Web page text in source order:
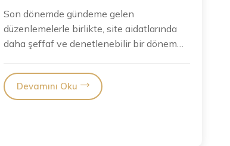
Son dönemde gündeme gelen
düzenlemelerle birlikte, site aidatlarında
daha şeffaf ve denetlenebilir bir dönem
Devamını Oku